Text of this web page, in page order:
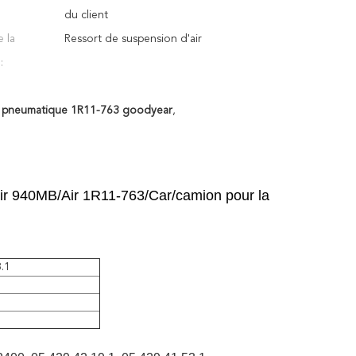
du client
la Ressort de suspension d'air
1R11-763 goodyear,
940MB/Air 1R11-763/Car/camion pour la